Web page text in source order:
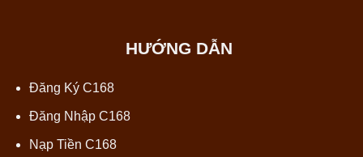
HƯỚNG DẪN
Đăng Ký C168
Đăng Nhập C168
Nạp Tiền C168